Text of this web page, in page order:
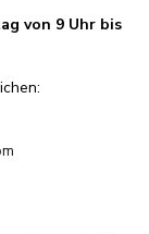
von 9 Uhr bis